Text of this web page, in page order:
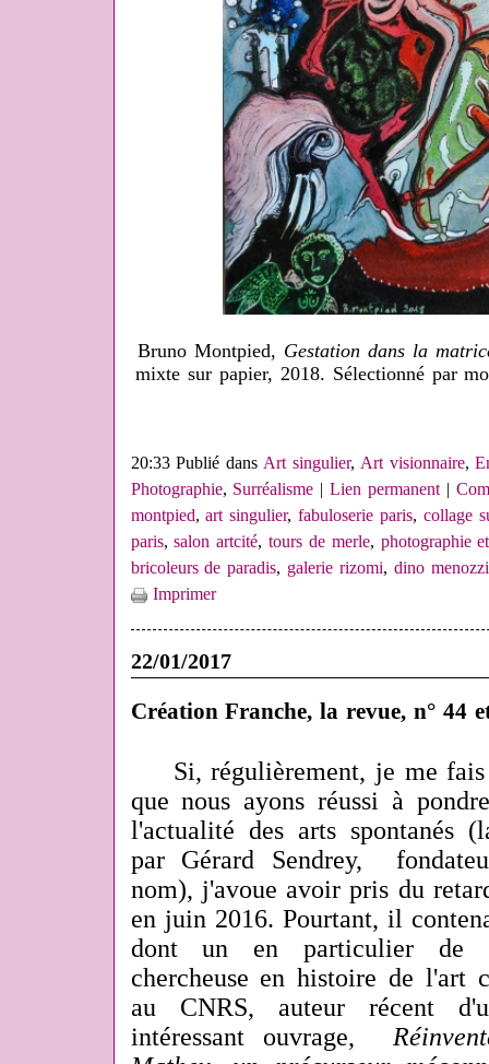
Bruno Montpied, Gestation dans la
mixte sur papier, 2018. Sélectionné par
20:33 Publié dansArt singulier, Art visionnaire,
Photographie, Surréalisme |Lien permanent|
montpied,art singulier,fabuloserie paris, collage
paris,salon artcité,tours de merle, photographie
bricoleurs de paradis, galerie rizomi, dino menozzi
Imprimer
22/01/2017
Création Franche, la revue, n° 44
Si, régulièrement, je me
que nous ayons réussi à
l'actualité des arts spontanés
par Gérard Sendrey,
nom), j'avoue avoir pris du
en juin 2016. Pourtant, il
dont un en particulier de
chercheuse en histoire de l'art
au CNRS, auteur récent
intéressant ouvrage,